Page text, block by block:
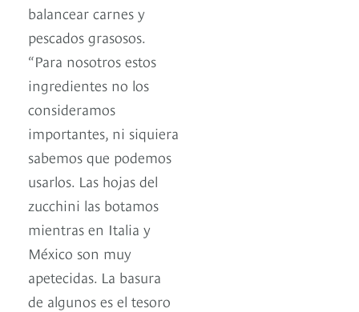
balancear carnes y
pescados grasosos.
“Para nosotros estos
ingredientes no los
consideramos
importantes, ni siquiera
sabemos que podemos
usarlos. Las hojas del
zucchini las botamos
mientras en Italia y
México son muy
apetecidas. La basura
de algunos es el tesoro